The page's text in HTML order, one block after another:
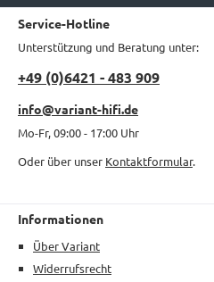
Service-Hotline
Unterstützung und Beratung unter:
+49 (0)6421 - 483 909
info@variant-hifi.de
Mo-Fr, 09:00 - 17:00 Uhr
Oder über unser Kontaktformular.
Informationen
Über Variant
Widerrufsrecht